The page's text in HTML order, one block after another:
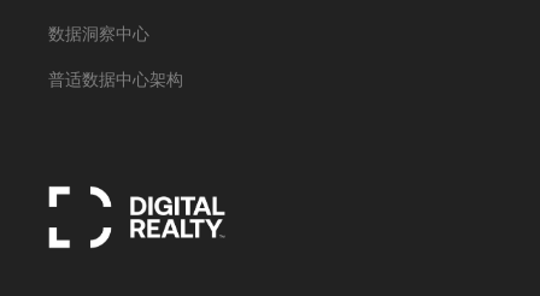
数据洞察中心
普适数据中心架构